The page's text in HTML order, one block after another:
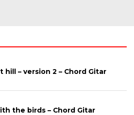
hill – version 2 – Chord Gitar
the birds – Chord Gitar